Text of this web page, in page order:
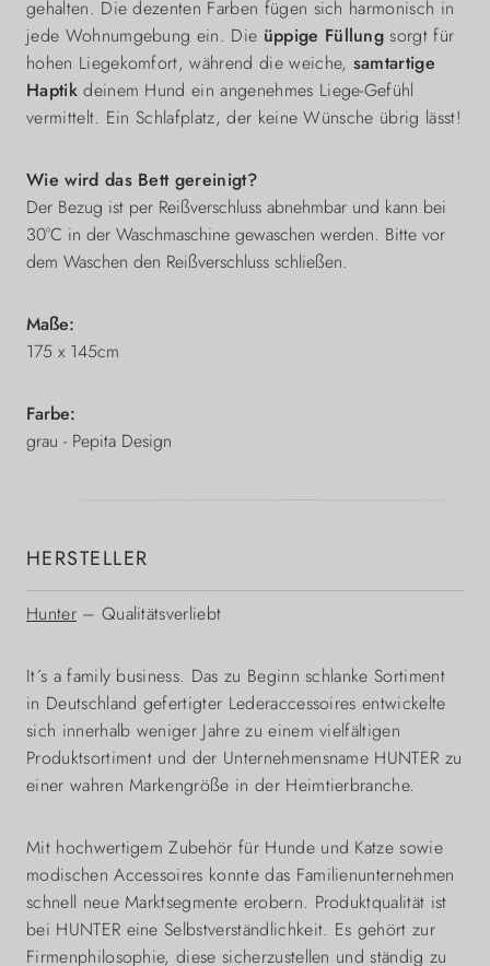
gehalten. Die dezenten Farben fügen sich harmonisch in
jede Wohnumgebung ein. Die üppige Füllung sorgt für
hohen Liegekomfort, während die weiche, samtartige
Haptikdeinem Hund ein angenehmes Liege-Gefühl
vermittelt. Ein Schlafplatz, der keine Wünsche übrig lässt!
Wie wird das Bett gereinigt?
Der Bezug ist per Reißverschluss abnehmbar und kann bei
30°C in der Waschmaschine gewaschen werden. Bitte vor
dem Waschen den Reißverschluss schließen.
Maße:
175 x 145cm
Farbe:
grau - Pepita Design
HERSTELLER
Hunter– Qualitätsverliebt
It´s a family business. Das zu Beginn schlanke Sortiment
in Deutschland gefertigter Lederaccessoires entwickelte
sich innerhalb weniger Jahre zu einem vielfältigen
Produktsortiment und der Unternehmensname HUNTER zu
einer wahren Markengröße in der Heimtierbranche.
Mit hochwertigem Zubehör für Hunde und Katze sowie
modischen Accessoires konnte das Familienunternehmen
schnell neue Marktsegmente erobern. Produktqualität ist
bei HUNTER eine Selbstverständlichkeit. Es gehört zur
Firmenphilosophie, diese sicherzustellen und ständig zu